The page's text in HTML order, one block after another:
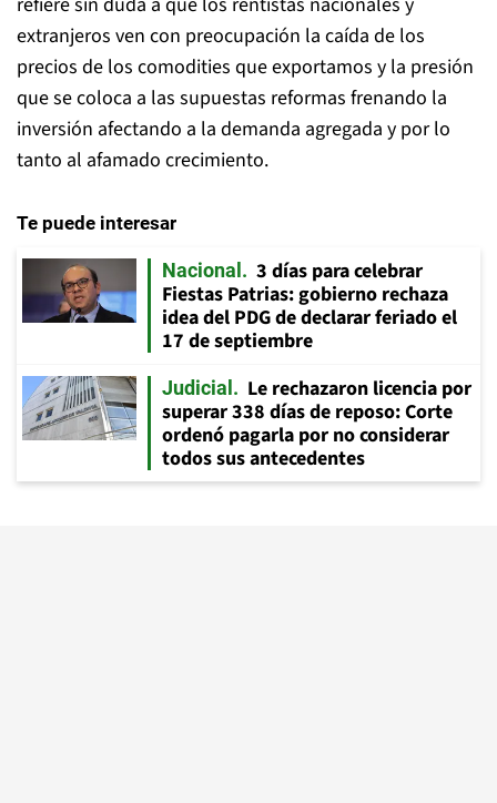
extranjeros ven con preocupación la caída de los
precios de los comodities que exportamos y la presión
que se coloca a las supuestas reformas frenando la
inversión afectando a la demanda agregada y por lo
tanto al afamado crecimiento.
Te puede interesar
Nacional
3 días para celebrar
Fiestas Patrias: gobierno rechaza
idea del PDG de declarar feriado el
17 de septiembre
Judicial
Le rechazaron licencia por
superar 338 días de reposo: Corte
ordenó pagarla por no considerar
todos sus antecedentes